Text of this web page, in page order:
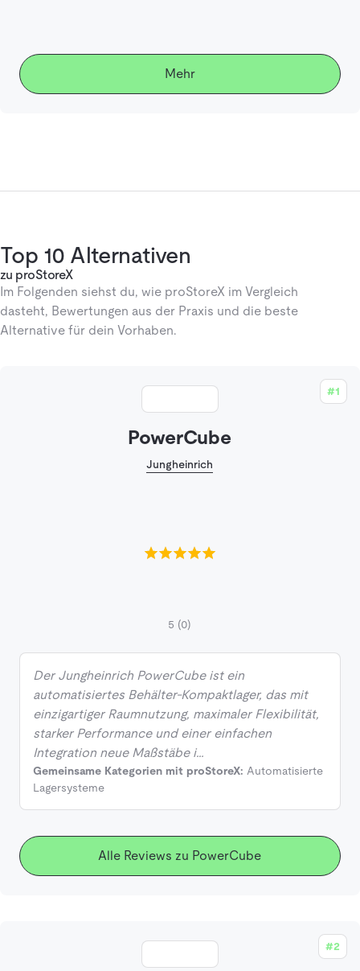
Mehr
Top 10 Alternativen
zu proStoreX
Im Folgenden siehst du, wie proStoreX im Vergleich
dasteht, Bewertungen aus der Praxis und die beste
Alternative für dein Vorhaben.
#1
PowerCube
Jungheinrich
5 (0)
Der Jungheinrich PowerCube ist ein
automatisiertes Behälter-Kompaktlager, das mit
einzigartiger Raumnutzung, maximaler Flexibilität,
starker Performance und einer einfachen
Integration neue Maßstäbe i…
Gemeinsame Kategorien mit proStoreX: Automatisierte
Lagersysteme
Alle Reviews zu PowerCube
#2